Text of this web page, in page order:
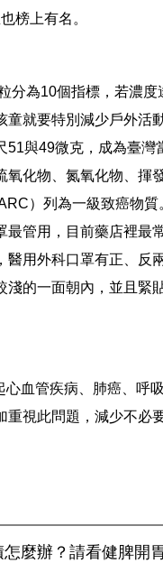
榜上有名。
分為10個指標，若濃度
童就要特別減少戶外活
51與49微克，成為臺
氧化物、氮氧化物、揮
）列為一級致癌物
最管用，目前藥店裡最
醫用外科口罩有正、反
淺的一面朝內，並且緊
血管疾病、肺癌、呼
重視此問題，減少不必
麼辦？請看健脾開